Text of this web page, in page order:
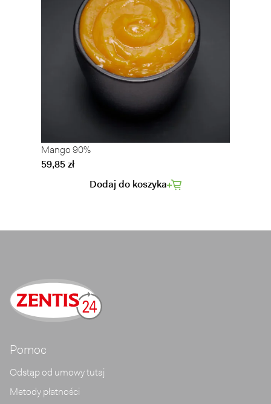
Mango 90%
59,85 zł
Dodaj do koszyka
Pomoc
Odstąp od umowy tutaj
Metody płatności